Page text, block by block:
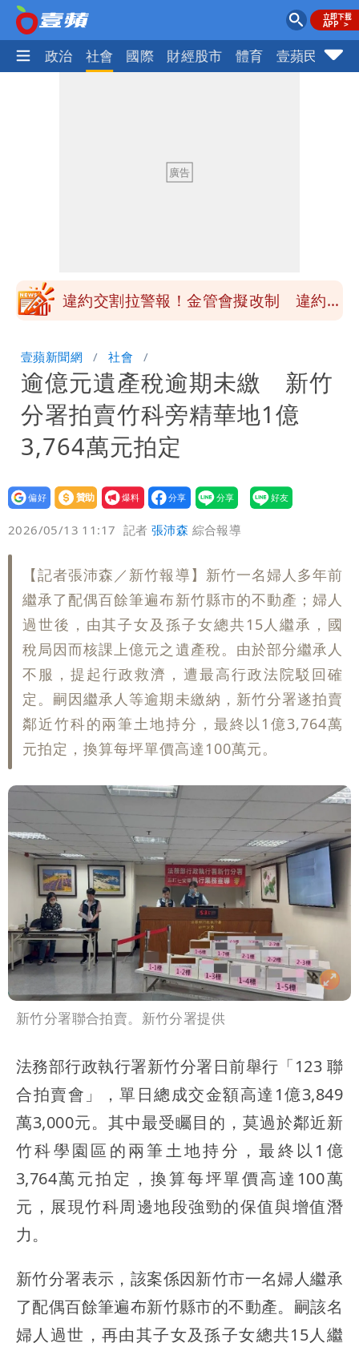
生活 政治 社會 國際 財經股市 體育 壹蘋民調
蔣萬安民調只贏5％「現任優勢去哪？」
影曝 網驚覺不對
違約交割拉警報！金管會擬改制 違約1
怪」：不像被害人
藍昔狂譙擋疫苗 慈濟真變「世紀大騙
局」！網朝聖翻車文笑了
川普出重手！禁中國機器人、逆變器進
口 防北京滲透供應鏈
慈濟被騙10億！陳時中一語成讖 王必
勝：時間久看出睿智
白海豚路徑「搖擺」 暴風圈估擦沿岸！
可能籠罩4縣市
白海豚4個關鍵時間點！專家：明晚起風
雨最大
老公外遇修復內幕！欣西亞曬牽手照「2
人身體卻僵硬」
白海豚最快下午海警！大雨襲7縣市 明
恐發陸警
蔣萬安民調只贏5％「現任優勢去哪？」
媒體人嘆：真的該緊張了
壹蘋新聞網 社會
逾億元遺產稅逾期未繳 新竹
分署拍賣竹科旁精華地1億
3,764萬元拍定
設為
贊助
我要
爆料
2026/05/13 11:17 記者張沛森 綜合報導
【記者張沛森／新竹報導】新竹一名婦人多年前
繼承了配偶百餘筆遍布新竹縣市的不動產；婦人
過世後，由其子女及孫子女總共15人繼承，國
稅局因而核課上億元之遺產稅。由於部分繼承人
不服，提起行政救濟，遭最高行政法院駁回確
定。嗣因繼承人等逾期未繳納，新竹分署遂拍賣
鄰近竹科的兩筆土地持分，最終以1億3,764萬
元拍定，換算每坪單價高達100萬元。
新竹分署聯合拍賣。新竹分署提供
法務部行政執行署新竹分署日前舉行「123 聯
合拍賣會」，單日總成交金額高達1億3,849
萬3,000元。其中最受矚目的，莫過於鄰近新
竹科學園區的兩筆土地持分，最終以1億
3,764萬元拍定，換算每坪單價高達100萬
元，展現竹科周邊地段強勁的保值與增值潛
力。
新竹分署表示，該案係因新竹市一名婦人繼承
了配偶百餘筆遍布新竹縣市的不動產。嗣該名
婦人過世，再由其子女及孫子女總共15人繼